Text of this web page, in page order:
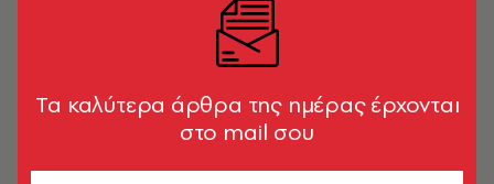
Tα καλύτερα άρθρα της ημέρας έρχονται
στο mail σου